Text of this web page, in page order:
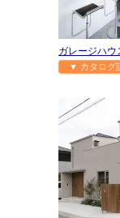
ガレージハウ
▼ カタログ